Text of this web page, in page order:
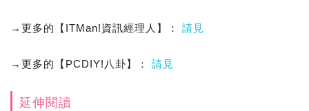
→更多的【ITMan!資訊經理人】： 請見
→更多的【PCDIY!八卦】： 請見
延伸閱讀